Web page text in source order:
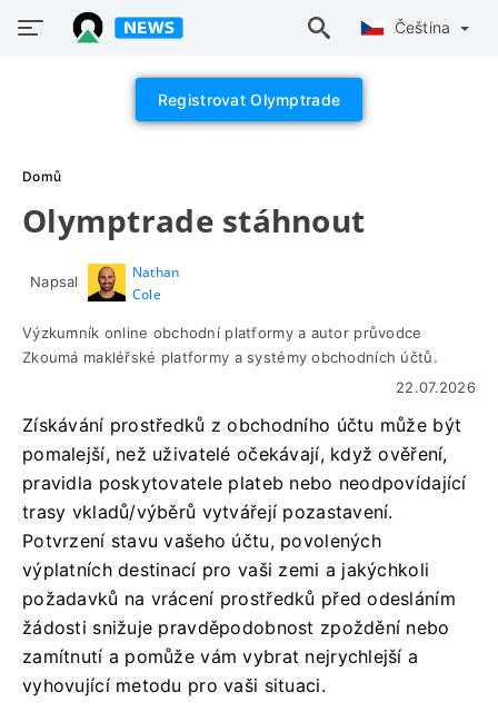
Čeština
Registrovat Olymptrade
Domů
Olymptrade stáhnout
Napsal
Nathan
Cole
Výzkumník online obchodní platformy a autor průvodce
Zkoumá makléřské platformy a systémy obchodních účtů.
22.07.2026
Získávání prostředků z obchodního účtu může být
pomalejší, než uživatelé očekávají, když ověření,
pravidla poskytovatele plateb nebo neodpovídající
trasy vkladů/výběrů vytvářejí pozastavení.
Potvrzení stavu vašeho účtu, povolených
výplatních destinací pro vaši zemi a jakýchkoli
požadavků na vrácení prostředků před odesláním
žádosti snižuje pravděpodobnost zpoždění nebo
zamítnutí a pomůže vám vybrat nejrychlejší a
vyhovující metodu pro vaši situaci.